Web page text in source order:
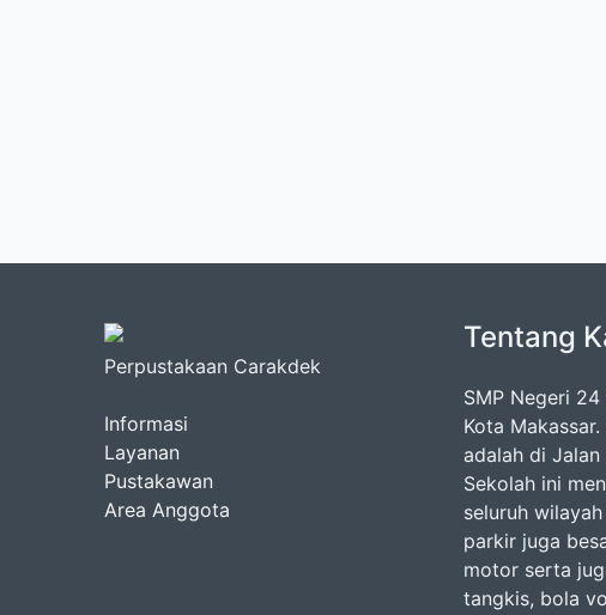
Perpustakaan Carakdek
Informasi
Layanan
Pustakawan
Area Anggota
Tentang
SMP Negeri
Kota
adalah di Jalan
Sekolah ini
seluruh
parkir juga
motor serta
tangkis, bola